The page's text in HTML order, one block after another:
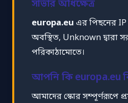
সার্ভার অধিক্ষেত্র
europa.eu এর পিছনের
অবস্থিত, Unknown দ্বারা
পরিকাঠামোতে।
আপনি কি europa.eu
আমাদের স্কোর সম্পূর্ণরূপে